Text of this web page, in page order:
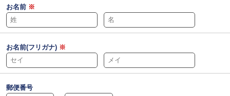
お名前 ※
お名前(フリガナ) ※
郵便番号